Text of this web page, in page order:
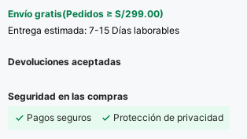
Envío gratis(Pedidos ≥ S/299.00)
Entrega estimada: 7-15 Días laborables
Devoluciones aceptadas
Seguridad en las compras
Pagos seguros
Protección de privacidad